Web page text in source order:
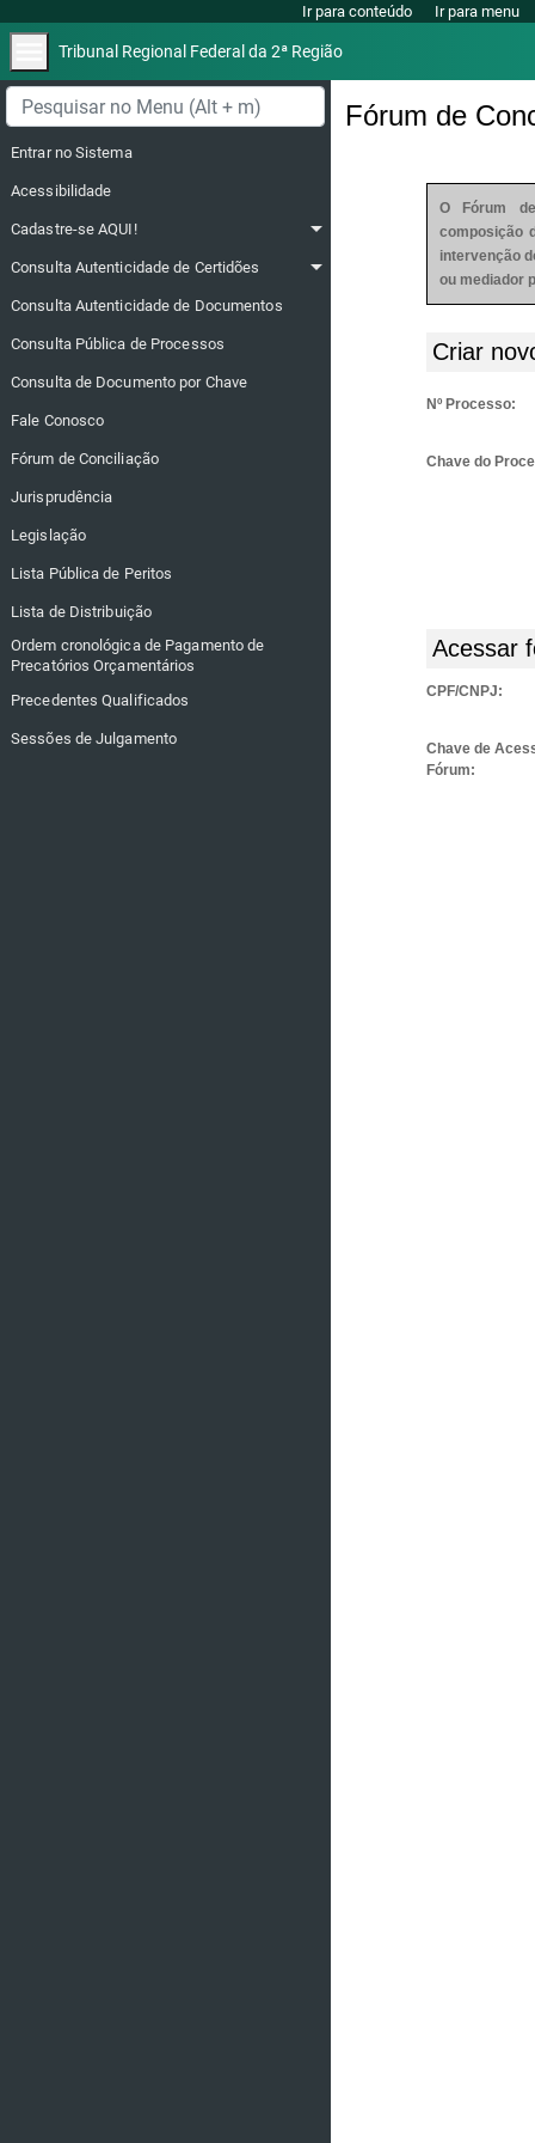
Ir para conteúdo Ir para menu
Tribunal Regional Federal da 2ª Região
Menu lateral
Entrar no Sistema
Acessibilidade
Cadastre-se AQUI! arrow_drop_down
Consulta Autenticidade de Certidões arrow_drop_down
Consulta Autenticidade de Documentos
Consulta Pública de Processos
Consulta de Documento por Chave
Fale Conosco
Fórum de Conciliação
Jurisprudência
Legislação
Lista Pública de Peritos
Lista de Distribuição
Ordem cronológica de Pagamento de
Precatórios Orçamentários
Precedentes Qualificados
Sessões de Julgamento
Fórum de
O Fórum
composição
intervenção
ou mediador
Criar
Nº Processo:
Chave do
Acessar
CPF/CNPJ:
Chave de
Fórum: